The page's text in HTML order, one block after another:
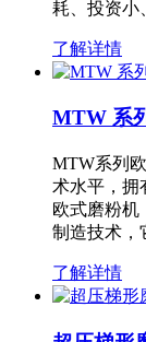
耗、投资小
了解详情
MTW 系
MTW系列
术水平，拥
欧式磨粉机
制造技术，
了解详情